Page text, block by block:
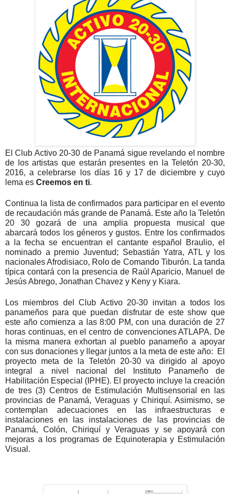
El Club Activo 20-30 de Panamá sigue revelando el nombre
de los artistas que estarán presentes en la Teletón 20-30,
2016, a celebrarse los días 16 y 17 de diciembre y cuyo
lema es Creemos en ti.
Continua la lista de confirmados para participar en el evento
de recaudación más grande de Panamá. Este año la Teletón
20 30 gozará de una amplia propuesta musical que
abarcará todos los géneros y gustos. Entre los confirmados
a la fecha se encuentran el cantante español Braulio, el
nominado a premio Juventud; Sebastián Yatra, ATL y los
nacionales Afrodisiaco, Rolo de Comando Tiburón. La tanda
típica contará con la presencia de Raúl Aparicio, Manuel de
Jesús Abrego, Jonathan Chavez y Keny y Kiara.
Los miembros del Club Activo 20-30 invitan a todos los
panameños para que puedan disfrutar de este show que
este año comienza a las 8:00 PM, con una duración de 27
horas continuas, en el centro de convenciones ATLAPA. De
la misma manera exhortan al pueblo panameño a apoyar
con sus donaciones y llegar juntos a la meta de este año:
El
proyecto meta de la Teletón 20-30 va dirigido al apoyo
integral a nivel nacional del Instituto Panameño de
Habilitación Especial (IPHE). El proyecto incluye la creación
de tres (3) Centros de Estimulación Multisensorial en las
provincias de Panamá, Veraguas y Chiriquí. Asimismo, se
contemplan adecuaciones en las infraestructuras e
instalaciones en las instalaciones de las provincias de
Panamá, Colón, Chiriquí y Veraguas y se apoyará con
mejoras a los programas de Equinoterapia y Estimulación
Visual.